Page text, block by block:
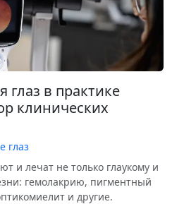
глаз в практике
клинических
глаз
и лечат не только глаукому и
гемолакрию, пигментный
и другие.